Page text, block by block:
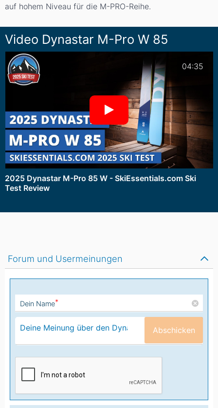
auf hohem Niveau für die M-PRO-Reihe.
Video Dynastar M-Pro W 85
04:35
2025 Dynastar M-Pro 85 W - SkiEssentials.com Ski
Test Review
Forum und Usermeinungen
Dein Name*
Abschicken